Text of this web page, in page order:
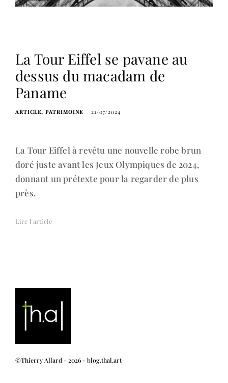
La Tour Eiffel se pavane au
dessus du macadam de
Paname
ARTICLE PATRIMOINE 21/07/2024
La Tour Eiffel à revêtu une nouvelle robe brun
doré juste avant les Jeux Olympiques de 2024,
donnant un prétexte pour la regarder de plus
près.
Lire l’article
©Thierry Allard - 2026 - blog.thal.art